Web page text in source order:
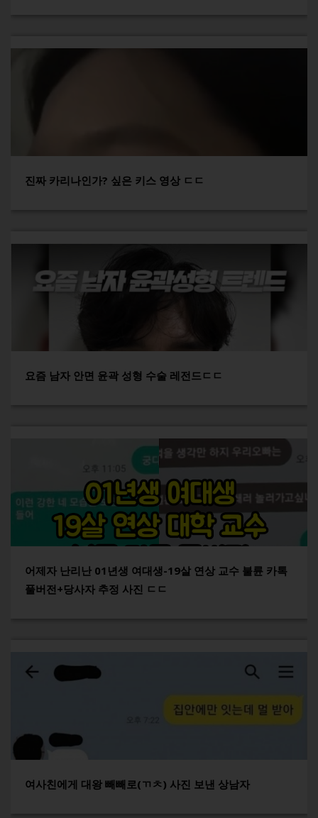
진짜 카리나인가? 싶은 키스 영상 ㄷㄷ
요즘 남자 안면 윤곽 성형 수술 레전드ㄷㄷ
어제자 난리난 01년생 여대생-19살 연상 교수 불륜 카톡
풀버전+당사자 추정 사진 ㄷㄷ
여사친에게 대왕 빼빼로(ㄲㅊ) 사진 보낸 상남자